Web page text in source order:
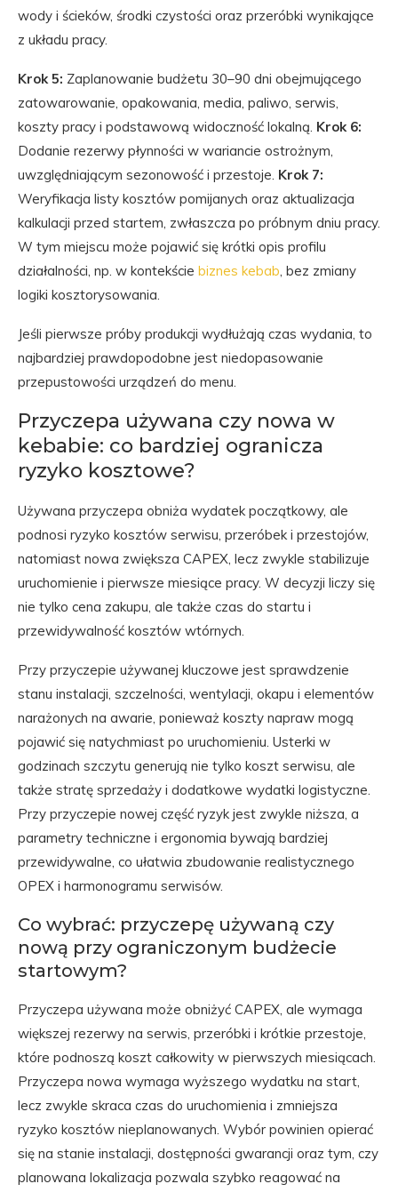
wody i ścieków, środki czystości oraz przeróbki wynikające
z układu pracy.
Krok 5: Zaplanowanie budżetu 30–90 dni obejmującego
zatowarowanie, opakowania, media, paliwo, serwis,
koszty pracy i podstawową widoczność lokalną. Krok 6:
Dodanie rezerwy płynności w wariancie ostrożnym,
uwzględniającym sezonowość i przestoje. Krok 7:
Weryfikacja listy kosztów pomijanych oraz aktualizacja
kalkulacji przed startem, zwłaszcza po próbnym dniu pracy.
W tym miejscu może pojawić się krótki opis profilu
działalności, np. w kontekście biznes kebab, bez zmiany
logiki kosztorysowania.
Jeśli pierwsze próby produkcji wydłużają czas wydania, to
najbardziej prawdopodobne jest niedopasowanie
przepustowości urządzeń do menu.
Przyczepa używana czy nowa w
kebabie: co bardziej ogranicza
ryzyko kosztowe?
Używana przyczepa obniża wydatek początkowy, ale
podnosi ryzyko kosztów serwisu, przeróbek i przestojów,
natomiast nowa zwiększa CAPEX, lecz zwykle stabilizuje
uruchomienie i pierwsze miesiące pracy. W decyzji liczy się
nie tylko cena zakupu, ale także czas do startu i
przewidywalność kosztów wtórnych.
Przy przyczepie używanej kluczowe jest sprawdzenie
stanu instalacji, szczelności, wentylacji, okapu i elementów
narażonych na awarie, ponieważ koszty napraw mogą
pojawić się natychmiast po uruchomieniu. Usterki w
godzinach szczytu generują nie tylko koszt serwisu, ale
także stratę sprzedaży i dodatkowe wydatki logistyczne.
Przy przyczepie nowej część ryzyk jest zwykle niższa, a
parametry techniczne i ergonomia bywają bardziej
przewidywalne, co ułatwia zbudowanie realistycznego
OPEX i harmonogramu serwisów.
Co wybrać: przyczepę używaną czy
nową przy ograniczonym budżecie
startowym?
Przyczepa używana może obniżyć CAPEX, ale wymaga
większej rezerwy na serwis, przeróbki i krótkie przestoje,
które podnoszą koszt całkowity w pierwszych miesiącach.
Przyczepa nowa wymaga wyższego wydatku na start,
lecz zwykle skraca czas do uruchomienia i zmniejsza
ryzyko kosztów nieplanowanych. Wybór powinien opierać
się na stanie instalacji, dostępności gwarancji oraz tym, czy
planowana lokalizacja pozwala szybko reagować na